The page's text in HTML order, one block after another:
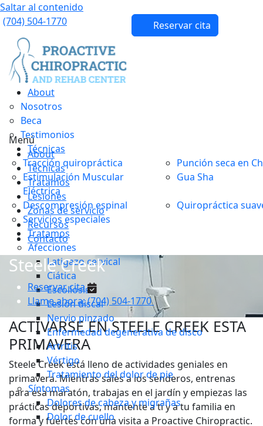
Saltar al contenido
(704) 504-1770
Reservar cita
About
Nosotros
Beca
Testimonios
Técnicas
Tracción quiropráctica
Punción seca en
Estimulación Muscular
Eléctrica
Gua Sha
Descompresión espinal
Quiropráctica
Servicios especiales
Tratamos
Afecciones
Latigazo cervical
Ciática
Escoliosis
Lesión discal
Nervio pinzado
Enfermedad degenerativa de disco
Artritis
Vértigo
Tratamiento del dolor de pie
Síntomas
Dolores de cabeza y migrañas
Dolor de cuello
Menú
About
Técnicas
Tratamos
Lesiones
Zonas de servicio
Recursos
Contacto
Steele Creek
Reservar cita
Llame ahora: (704) 504-1770
ACTIVARSE EN STEELE CREEK ESTA
PRIMAVERA
Steele Creek está lleno de actividades geniales en
primavera. Mientras sales a los senderos, entrenas
para esa maratón, trabajas en el jardín y empiezas las
prácticas deportivas, mantente a ti y a tu familia en
forma y fuertes con una visita a Proactive Chiropractic.